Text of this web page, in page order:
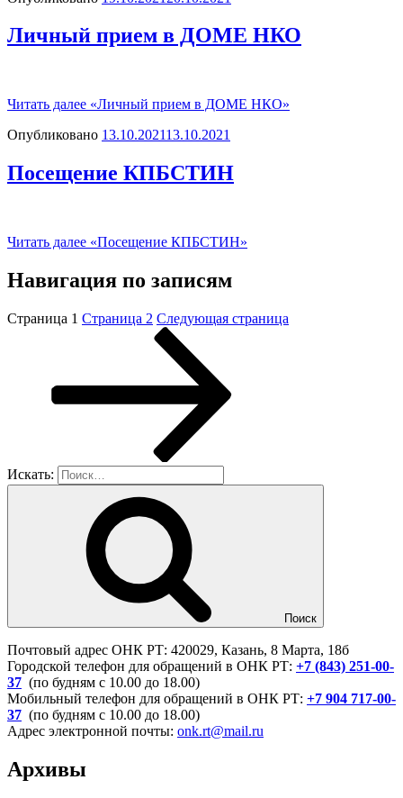
Личный прием в ДОМЕ НКО
Читать далее «Личный прием в ДОМЕ НКО»
Опубликовано 13.10.202113.10.2021
Посещение КПБСТИН
Читать далее «Посещение КПБСТИН»
Навигация по записям
Страница 1 Страница 2 Следующая страница
Искать:
Поиск
Почтовый адрес ОНК РТ: 420029, Казань, 8 Марта, 18б
Городской телефон для обращений в ОНК РТ: +7 (843) 251-00-
37 (по будням с 10.00 до 18.00)
Мобильный телефон для обращений в ОНК РТ: +7 904 717-00-
37 (по будням с 10.00 до 18.00)
Адрес электронной почты: onk.rt@mail.ru
Архивы